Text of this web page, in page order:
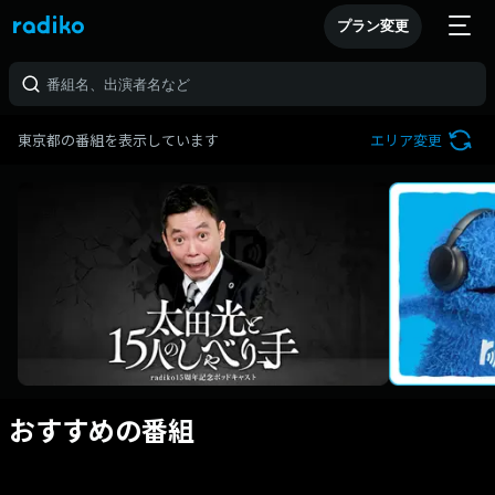
プラン変更
東京都の番組を表示しています エリア変更
おすすめの番組